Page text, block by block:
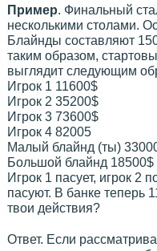
Пример. Финальный
несколькими столами.
Блайнды составляют
таким образом,
выглядит следующим
Игрок 1 11600$
Игрок 2 35200$
Игрок 3 73600$
Игрок 4 82005
Малый блайнд (ты)
Большой блайнд 18500$
Игрок 1 пасует, игрок 2
пасуют. В банке теперь
твои действия?
Ответ. Если